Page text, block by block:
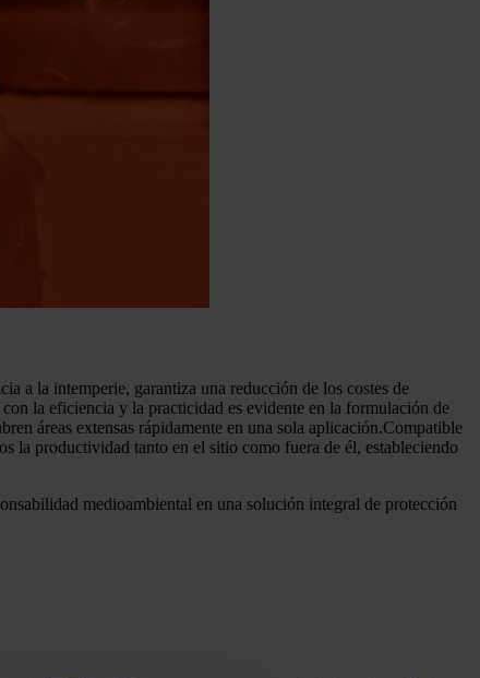
a la intemperie, garantiza una reducción de los costes de
la eficiencia y la practicidad es evidente en la formulación de
áreas extensas rápidamente en una sola aplicación.Compatible
la productividad tanto en el sitio como fuera de él, estableciendo
medioambiental en una solución integral de protección